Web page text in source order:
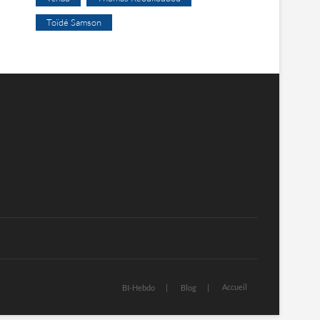
Toïdé Samson
BI-Hebdo Blog Accueil